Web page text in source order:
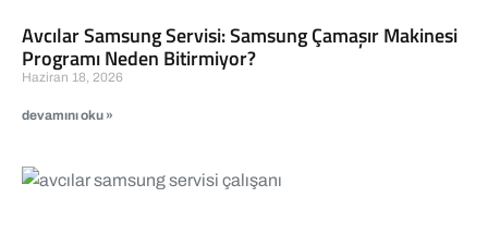
Avcılar Samsung Servisi: Samsung Çamaşır Makinesi
Programı Neden Bitirmiyor?
Haziran 18, 2026
devamını oku »